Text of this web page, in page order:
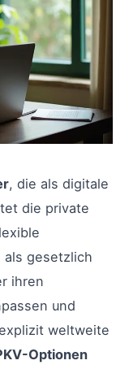
, die als digitale
die private
als gesetzlich
ihren
und
weltweite
Optionen